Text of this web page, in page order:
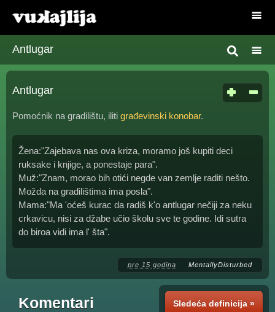
Antlugar
Antlugar
Pomoćnik na gradilištu, iliti građevinski konobar.
Žena:"Zajebava nas ova kriza, moramo još kupiti deci
ruksake i knjige, a ponestaje para".
Muž:"Znam, morao bih otići negde van zemlje raditi nešto.
Možda na gradilištima ima posla".
Mama:"Ma 'oćeš kurac da radiš k'o antlugar nečiji za neku
crkavicu, nisi za džabe učio školu sve te godine. Idi sutra
do biroa vidi ima l' šta".
pre 15 godina MentallyDisturbed
Sledeća definicija »
Komentari